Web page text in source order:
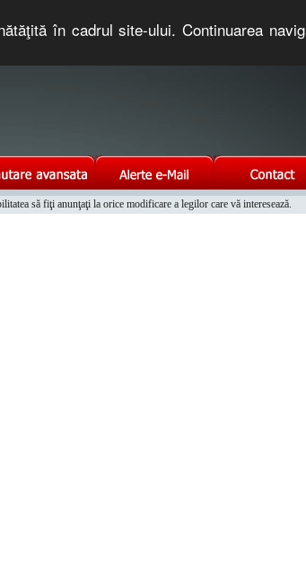
în cadrul site-ului. Continuarea
să fiţi anunţaţi la orice modificare a legilor care vă interesează.